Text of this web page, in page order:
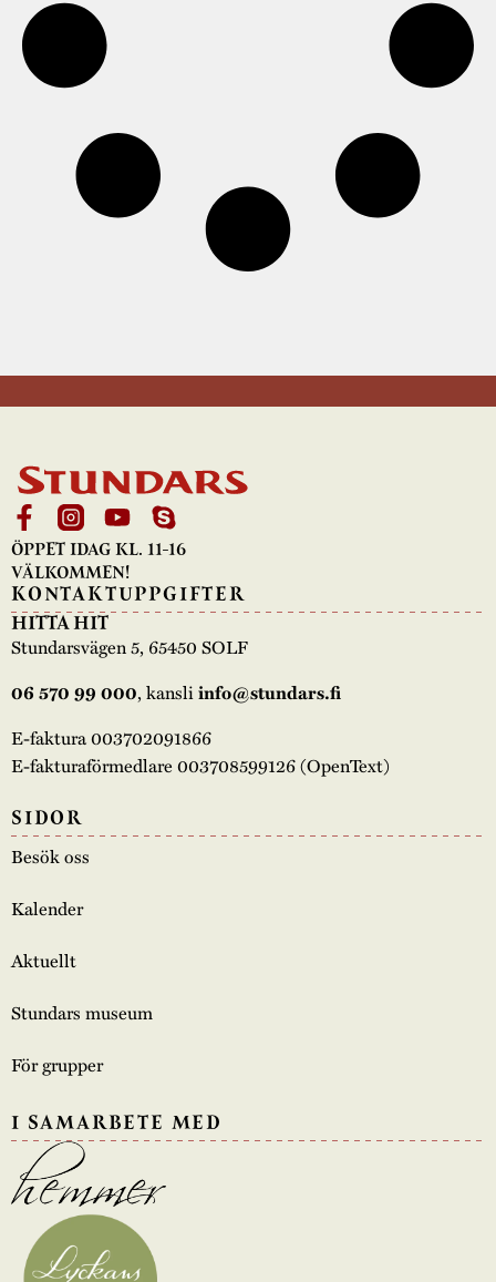
ÖPPET IDAG KL. 11-16
VÄLKOMMEN!
KONTAKTUPPGIFTER
HITTA HIT
Stundarsvägen 5, 65450 SOLF
06 570 99 000, kansliinfo@stundars.fi
E-faktura 003702091866
E-fakturaförmedlare 003708599126 (OpenText)
SIDOR
Besök oss
Kalender
Aktuellt
Stundars museum
För grupper
I SAMARBETE MED